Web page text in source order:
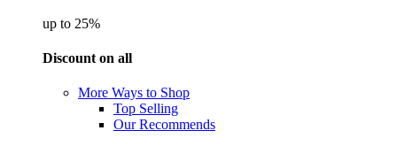
up to 25%
Discount on all
More Ways to Shop
Top Selling
Our Recommends